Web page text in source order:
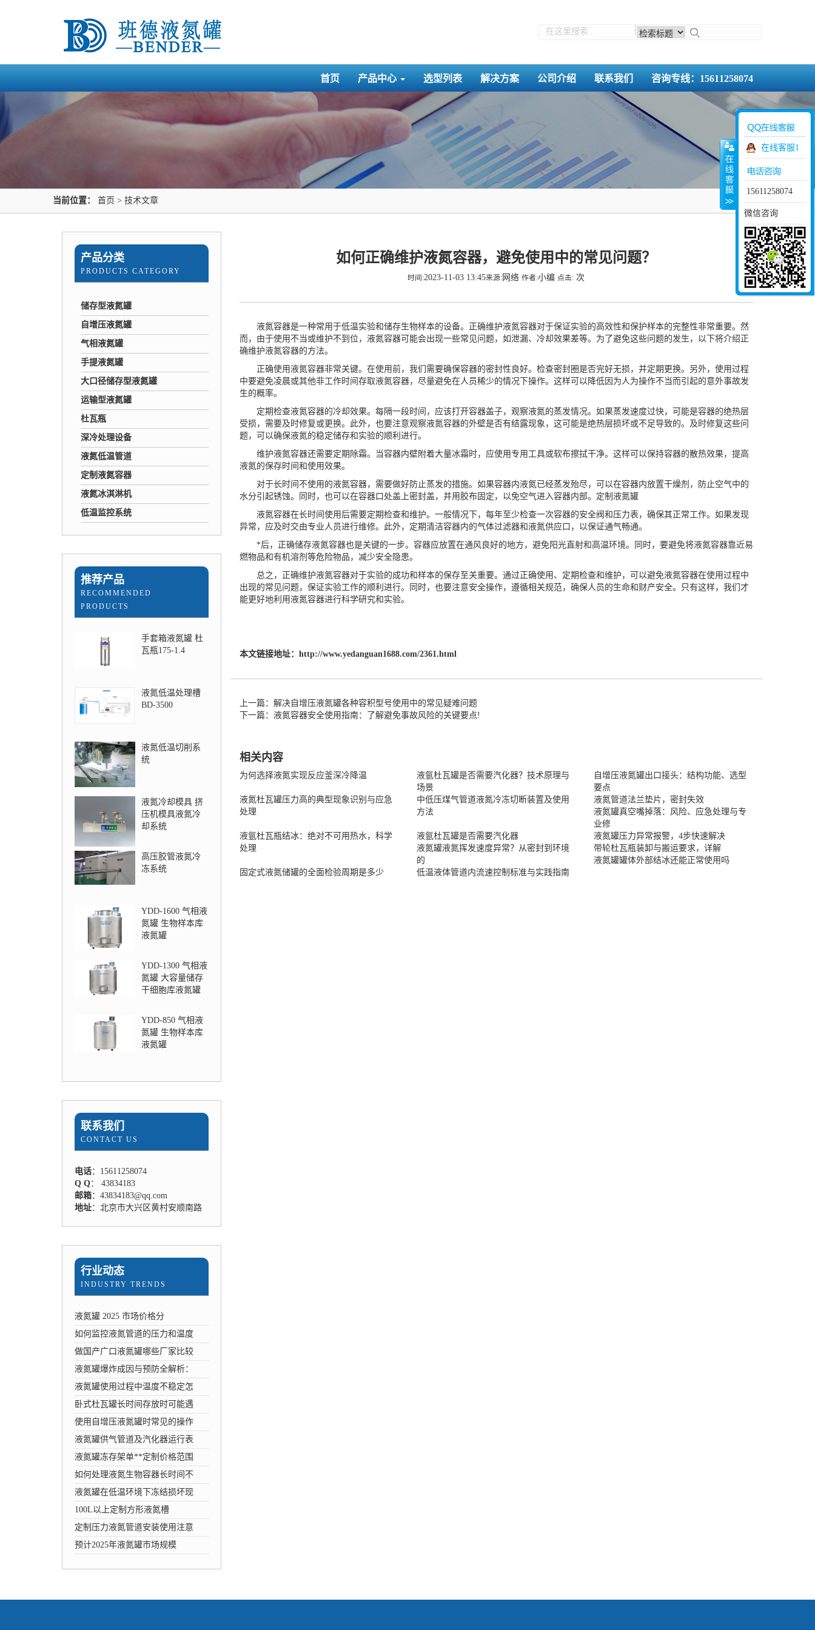
首页 产品中心 选型列表 解决方案 公司介绍 联系我们 咨询专线：15611258074
当前位置： 首页 > 技术文章
产品分类
PRODUCTS CATEGORY
储存型液氮罐
自增压液氮罐
气相液氮罐
手提液氮罐
大口径储存型液氮罐
运输型液氮罐
杜瓦瓶
深冷处理设备
液氮低温管道
定制液氮容器
液氮冰淇淋机
低温监控系统
推荐产品
RECOMMENDED
PRODUCTS
手套箱液氮罐 杜
瓦瓶175-1.4
液氮低温处理槽
BD-3500
液氮低温切削系
统
液氮冷却模具 挤
压机模具液氮冷
却系统
高压胶管液氮冷
冻系统
YDD-1600 气相液
氮罐 生物样本库
液氮罐
YDD-1300 气相液
氮罐 大容量储存
干细胞库液氮罐
YDD-850 气相液
氮罐 生物样本库
液氮罐
联系我们
CONTACT US
电话：15611258074
Q Q： 43834183
邮箱：43834183@qq.com
地址：北京市大兴区黄村安顺南路
行业动态
INDUSTRY TRENDS
液氮罐 2025 市场价格分
如何监控液氮管道的压力和温度
做国产广口液氮罐哪些厂家比较
液氮罐爆炸成因与预防全解析：
液氮罐使用过程中温度不稳定怎
卧式杜瓦罐长时间存放时可能遇
使用自增压液氮罐时常见的操作
液氮罐供气管道及汽化器运行表
液氮罐冻存架单**定制价格范围
如何处理液氮生物容器长时间不
液氮罐在低温环境下冻结损坏现
100L以上定制方形液氮槽
定制压力液氮管道安装使用注意
预计2025年液氮罐市场规模
如何正确维护液氮容器，避免使用中的常见问题？
时间:2023-11-03 13:45来源:网络作者:小编 点击: 次
液氮容器是一种常用于低温实验和储存生物样本的设备。正确维护液氮容器对于保证实验的高效性和保护样本的完整性非常重要。然
而，由于使用不当或维护不到位，液氮容器可能会出现一些常见问题，如泄漏、冷却效果差等。为了避免这些问题的发生，以下将介绍正
确维护液氮容器的方法。
正确使用液氮容器非常关键。在使用前，我们需要确保容器的密封性良好。检查密封圈是否完好无损，并定期更换。另外，使用过程
中要避免凌晨或其他非工作时间存取液氮容器，尽量避免在人员稀少的情况下操作。这样可以降低因为人为操作不当而引起的意外事故发
生的概率。
定期检查液氮容器的冷却效果。每隔一段时间，应该打开容器盖子，观察液氮的蒸发情况。如果蒸发速度过快，可能是容器的绝热层
受损，需要及时修复或更换。此外，也要注意观察液氮容器的外壁是否有结露现象，这可能是绝热层损坏或不足导致的。及时修复这些问
题，可以确保液氮的稳定储存和实验的顺利进行。
维护液氮容器还需要定期除霜。当容器内壁附着大量冰霜时，应使用专用工具或软布擦拭干净。这样可以保持容器的散热效果，提高
液氮的保存时间和使用效果。
对于长时间不使用的液氮容器，需要做好防止蒸发的措施。如果容器内液氮已经蒸发殆尽，可以在容器内放置干燥剂，防止空气中的
水分引起锈蚀。同时，也可以在容器口处盖上密封盖，并用胶布固定，以免空气进入容器内部。 定制液氮罐
液氮容器在长时间使用后需要定期检查和维护。一般情况下，每年至少检查一次容器的安全阀和压力表，确保其正常工作。如果发现
异常，应及时交由专业人员进行维修。此外，定期清洁容器内的气体过滤器和液氮供应口，以保证通气畅通。
*后，正确储存液氮容器也是关键的一步。容器应放置在通风良好的地方，避免阳光直射和高温环境。同时，要避免将液氮容器靠近易
燃物品和有机溶剂等危险物品，减少安全隐患。
总之，正确维护液氮容器对于实验的成功和样本的保存至关重要。通过正确使用、定期检查和维护，可以避免液氮容器在使用过程中
出现的常见问题，保证实验工作的顺利进行。同时，也要注意安全操作，遵循相关规范，确保人员的生命和财产安全。只有这样，我们才
能更好地利用液氮容器进行科学研究和实验。
本文链接地址： http://www.yedanguan1688.com/2361.html
上一篇：解决自增压液氮罐各种容积型号使用中的常见疑难问题
下一篇：液氮容器安全使用指南：了解避免事故风险的关键要点!
相关内容
为何选择液氮实现反应釜深冷降温
液氩杜瓦罐是否需要汽化器？技术原理与
场景
自增压液氮罐出口接头：结构功能、选型
要点
液氮杜瓦罐压力高的典型现象识别与应急
处理
中低压煤气管道液氮冷冻切断装置及使用
方法
液氮管道法兰垫片，密封失效
液氮罐真空嘴掉落：风险、应急处理与专
业修
液氩杜瓦瓶结冰：绝对不可用热水，科学
处理
液氩杜瓦罐是否需要汽化器
液氮罐压力异常报警，4步快速解决
液氮罐液氮挥发速度异常？从密封到环境
的
带轮杜瓦瓶装卸与搬运要求，详解
液氮罐罐体外部结冰还能正常使用吗
固定式液氮储罐的全面检验周期是多少
低温液体管道内流速控制标准与实践指南
在线客服1
15611258074
微信咨询